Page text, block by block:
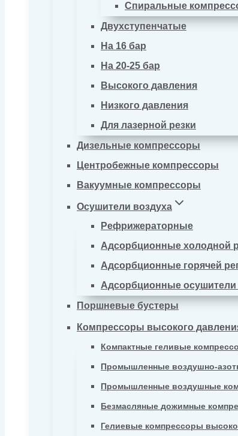
Спиральные
Двухступенчатые
На 16 бар
На 20-25 бар
Высокого давления
Низкого давления
Для лазерной резки
Дизельные компрессоры
Центробежные компрессоры
Вакуумные компрессоры
Осушители воздуха
Рефрижераторные
Адсорбционные холодной
Адсорбционные горячей
Адсорбционные
Поршневые бустеры
Компрессоры высокого
Компактные геливые
Промышленные воздушно-
Промышленные воздушные
Безмасляные дожимные
Гелиевые компрессоры